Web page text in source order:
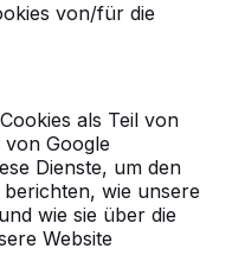
von/für die
als Teil von
Google
Dienste, um den
wie unsere
wie sie über die
Website
Design
bei der
Einheiten
17-03-2020